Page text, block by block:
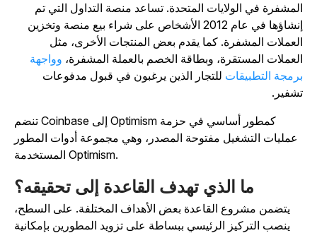
في الولايات المتحدة.تساعد منصة التداول التي تم
إنشاؤها في عام 2012 الأشخاص على شراء بيع منصة وتخزين
المشفرة. كما يقدم بعض المنتجات الأخرى، مثل
المستقرة، وبطاقة الخصم بالعملةالمشفرة،وواجهة
التطبيقات للتجار الذين يرغبون في قبول مدفوعات
تنضم Coinbase إلى Optimism كمطور أساسي في حزمة
عمليات التشغيل مفتوحة المصدر، وهي مجموعة أدوات المطور
المستخدمة Optimism.
ما الذي تهدف القاعدة إلى تحقيقه؟
يتضمن مشروع القاعدة بعض الأهداف المختلفة. على السطح،
ينصب التركيز الرئيسي ببساطة على تزويد المطورين بإمكانية